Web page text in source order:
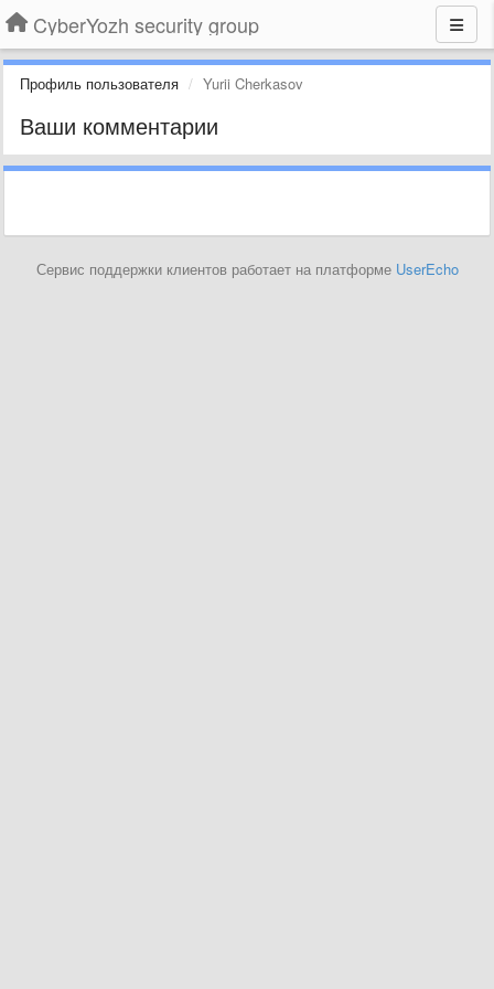
CyberYozh security group
Профиль пользователя Yurii Cherkasov
Ваши комментарии
Сервис поддержки клиентов работает на платформе UserEcho